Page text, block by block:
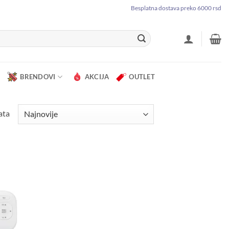
Besplatna dostava preko 6000 rsd
BRENDOVI AKCIJA OUTLET
Sortirano
po